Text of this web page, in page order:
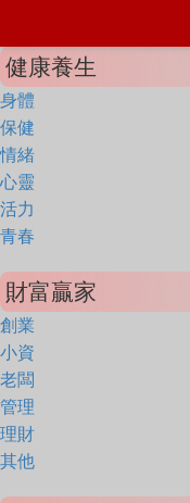
健康養生
身體
保健
情緒
心靈
活力
青春
財富贏家
創業
小資
老闆
管理
理財
其他